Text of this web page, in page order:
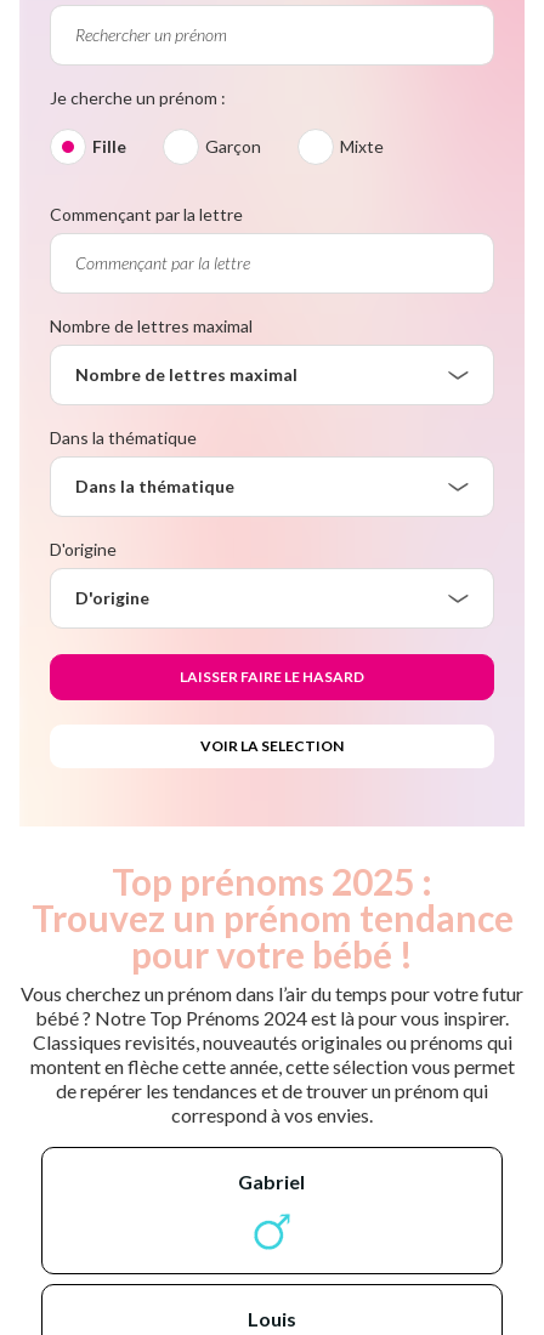
Je cherche un prénom :
Fille Garçon Mixte
Commençant par la lettre
Nombre de lettres maximal
Nombre de lettres maximal
Dans la thématique
Dans la thématique
D'origine
D'origine
Top prénoms 2025 :
Trouvez un prénom tendance
pour votre bébé !
Vous cherchez un prénom dans l’air du temps pour votre futur
bébé ? Notre Top Prénoms 2024 est là pour vous inspirer.
Classiques revisités, nouveautés originales ou prénoms qui
montent en flèche cette année, cette sélection vous permet
de repérer les tendances et de trouver un prénom qui
correspond à vos envies.
gabriel
louis